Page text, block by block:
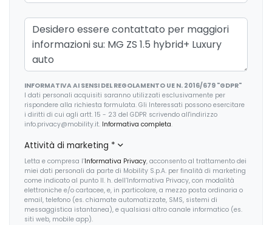
INFORMATIVA AI SENSI DEL REGOLAMENTO UE N. 2016/679 "GDPR"
I dati personali acquisiti saranno utilizzati esclusivamente per
rispondere alla richiesta formulata. Gli Interessati possono esercitare
i diritti di cui agli artt. 15 - 23 del GDPR scrivendo all'indirizzo
info.privacy@mobility.it. Informativa completa.
Attività di marketing *
Letta e compresa l’Informativa Privacy, acconsento al trattamento dei
miei dati personali da parte di Mobility S.p.A. per finalità di marketing
come indicato al punto II. h. dell’Informativa Privacy, con modalità
elettroniche e/o cartacee, e, in particolare, a mezzo posta ordinaria o
email, telefono (es. chiamate automatizzate, SMS, sistemi di
messaggistica istantanea), e qualsiasi altro canale informatico (es.
siti web, mobile app).